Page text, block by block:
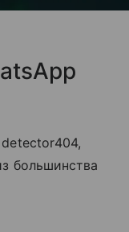
большинства